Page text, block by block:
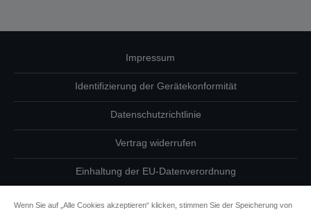
Impressum
Identifizierung der Gerätekonformität
Datenschutzrichtlinie
Vertrag widerrufen
Einhaltung der EU-Datenverordnung
Wenn Sie auf „Alle Cookies akzeptieren“ klicken, stimmen Sie der Speicherung von